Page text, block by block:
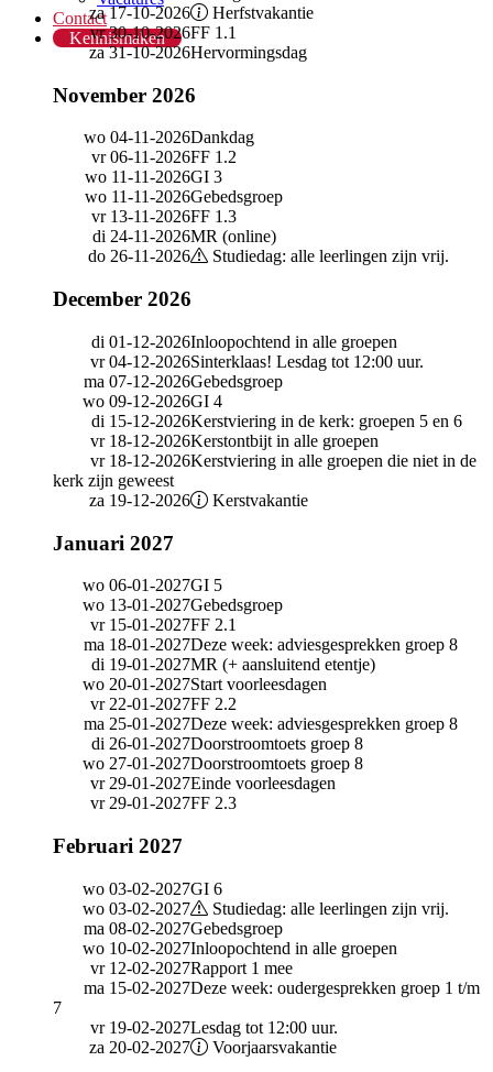
Contact
Kennismaken
za 17-10-2026
Herfstvakantie
vr 30-10-2026FF 1.1
za 31-10-2026Hervormingsdag
November 2026
wo 04-11-2026Dankdag
vr 06-11-2026FF 1.2
wo 11-11-2026GI 3
wo 11-11-2026Gebedsgroep
vr 13-11-2026FF 1.3
di 24-11-2026MR (online)
do 26-11-2026
Studiedag: alle leerlingen zijn vrij.
December 2026
di 01-12-2026Inloopochtend in alle groepen
vr 04-12-2026Sinterklaas! Lesdag tot 12:00 uur.
ma 07-12-2026Gebedsgroep
wo 09-12-2026GI 4
di 15-12-2026Kerstviering in de kerk: groepen 5 en 6
vr 18-12-2026Kerstontbijt in alle groepen
vr 18-12-2026Kerstviering in alle groepen die niet in de
kerk zijn geweest
za 19-12-2026
Kerstvakantie
Januari 2027
wo 06-01-2027GI 5
wo 13-01-2027Gebedsgroep
vr 15-01-2027FF 2.1
ma 18-01-2027Deze week: adviesgesprekken groep 8
di 19-01-2027MR (+ aansluitend etentje)
wo 20-01-2027Start voorleesdagen
vr 22-01-2027FF 2.2
ma 25-01-2027Deze week: adviesgesprekken groep 8
di 26-01-2027Doorstroomtoets groep 8
wo 27-01-2027Doorstroomtoets groep 8
vr 29-01-2027Einde voorleesdagen
vr 29-01-2027FF 2.3
Februari 2027
wo 03-02-2027GI 6
wo 03-02-2027
Studiedag: alle leerlingen zijn vrij.
ma 08-02-2027Gebedsgroep
wo 10-02-2027Inloopochtend in alle groepen
vr 12-02-2027Rapport 1 mee
ma 15-02-2027Deze week: oudergesprekken groep 1 t/m
7
vr 19-02-2027Lesdag tot 12:00 uur.
za 20-02-2027
Voorjaarsvakantie